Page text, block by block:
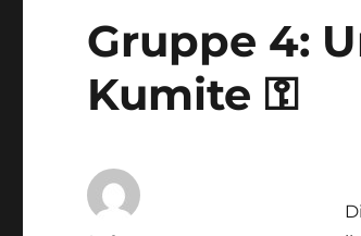
Gruppe 4:
Kumite ⚿